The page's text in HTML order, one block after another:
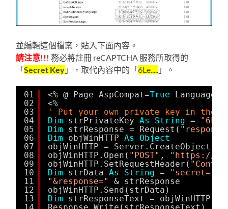
並編輯這個檔案，貼入下面內容。
請注意!!! 務必將註冊 reCAPTCHA 服務所取得的
「Secret Key 」，取代內容中的「6Le..... 」。
01
02
03
04
05
06
07
08
09
10
11
12
13
<% @ Page AspCompat=True
Language
<%
' Put your own private key in the
Dim
strPrivateKey As String =
Dim
strResponse = Request(
Dim
objWinHTTP As
Object
objWinHTTP = Server.CreateObject(
objWinHTTP.Open( "POST" , " https://
objWinHTTP.SetRequestHeader(
Dim
strData As String = "secret="
"&response="
& strResponse
objWinHTTP.Send(strData)
Dim
strResponseText =